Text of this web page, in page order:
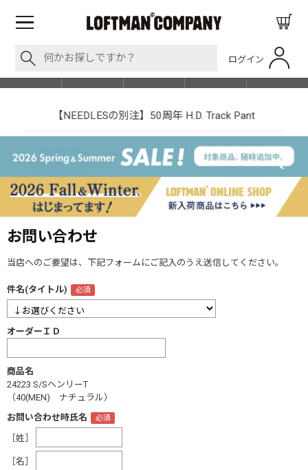
ログイン
SHOP LIST
【NEEDLESの別注】50周年 H.D. Track Pant
お問い合わせ
当店へのご要望は、下記フォームにご記入のうえ送信してください。
件名(タイトル)
オーダーＩＤ
商品名
24223 S/SヘンリーT
（40(MEN) ナチュラル）
お問い合わせ時氏名
［姓］
［名］